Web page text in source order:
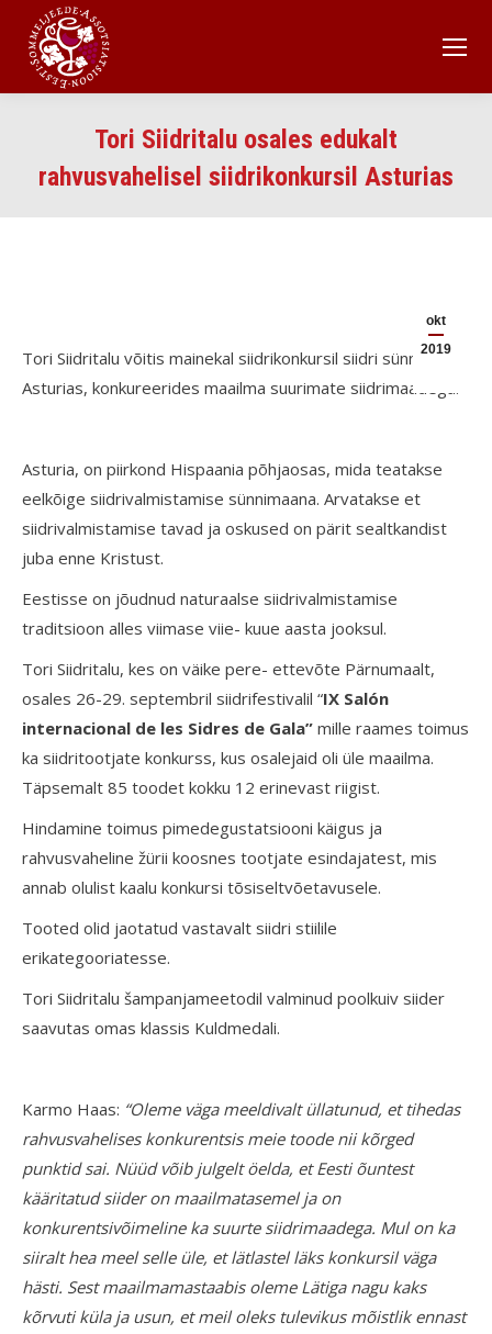
Tori Siidritalu osales edukalt
rahvusvahelisel siidrikonkursil Asturias
okt
2019
Tori Siidritalu võitis mainekal siidrikonkursil siidri sünnimaal
Asturias, konkureerides maailma suurimate siidrimaadega.
Asturia, on piirkond Hispaania põhjaosas, mida teatakse
eelkõige siidrivalmistamise sünnimaana. Arvatakse et
siidrivalmistamise tavad ja oskused on pärit sealtkandist
juba enne Kristust.
Eestisse on jõudnud naturaalse siidrivalmistamise
traditsioon alles viimase viie- kuue aasta jooksul.
Tori Siidritalu, kes on väike pere- ettevõte Pärnumaalt,
osales 26-29. septembril siidrifestivalil “IX Salón
internacional de les Sidres de Gala” mille raames toimus
ka siidritootjate konkurss, kus osalejaid oli üle maailma.
Täpsemalt 85 toodet kokku 12 erinevast riigist.
Hindamine toimus pimedegustatsiooni käigus ja
rahvusvaheline žürii koosnes tootjate esindajatest, mis
annab olulist kaalu konkursi tõsiseltvõetavusele.
Tooted olid jaotatud vastavalt siidri stiilile
erikategooriatesse.
Tori Siidritalu šampanjameetodil valminud poolkuiv siider
saavutas omas klassis Kuldmedali.
Karmo Haas: “Oleme väga meeldivalt üllatunud, et tihedas
rahvusvahelises konkurentsis meie toode nii kõrged
punktid sai. Nüüd võib julgelt öelda, et Eesti õuntest
kääritatud siider on maailmatasemel ja on
konkurentsivõimeline ka suurte siidrimaadega. Mul on ka
siiralt hea meel selle üle, et lätlastel läks konkursil väga
hästi. Sest maailmamastaabis oleme Lätiga nagu kaks
kõrvuti küla ja usun, et meil oleks tulevikus mõistlik ennast